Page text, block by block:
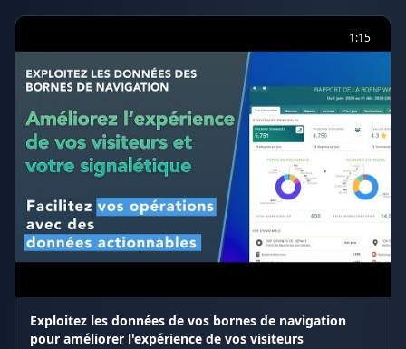
courriel. #KiosquesInteractifs #NavigationInteractive
#RéalitéAugmentée #CarteInteractive #RechercheParMotsClés
#PartageDeChemin #CodesQR #ApplicationMobile
#RépertoireDesServices #NavigationDigitale #EyeInMedia
#ExpérienceVisiteur #TechnologieDeNavigation #SystèmesDeRDV
#NavigationSimplifiée
1:15
Exploitez les données de vos bornes de navigation
pour améliorer l'expérience de vos visiteurs